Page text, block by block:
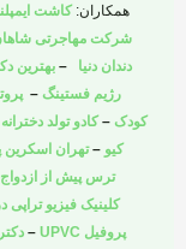
همکاران: کاشت
شرکت مهاجرتی
دندان دنیا – بهترین
رژیم فستینگ –
کودک –کادو تولد دخترانه
کیو –تهران اسکرین
ترس پیش از ازدواج
کلینیک فیزیو تراپی
پروفیل UPVC
–